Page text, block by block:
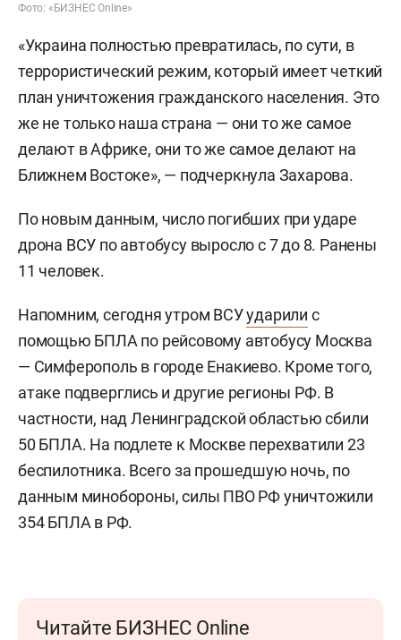
Фото: «БИЗНЕС Online»
«Украина полностью превратилась, по сути, в
террористический режим, который имеет четкий
план уничтожения гражданского населения. Это
же не только наша страна — они то же самое
делают в Африке, они то же самое делают на
Ближнем Востоке», — подчеркнула Захарова.
По новым данным, число погибших при ударе
дрона ВСУ по автобусу выросло с 7 до 8. Ранены
11 человек.
Напомним, сегодня утром ВСУударили с
помощью БПЛА по рейсовому автобусу Москва
— Симферополь в городе Енакиево. Кроме того,
атаке подверглись и другие регионы РФ. В
частности, над Ленинградской областью сбили
50 БПЛА. На подлете к Москве перехватили 23
беспилотника. Всего за прошедшую ночь, по
данным минобороны, силы ПВО РФ уничтожили
354 БПЛА в РФ.
Читайте БИЗНЕС Online